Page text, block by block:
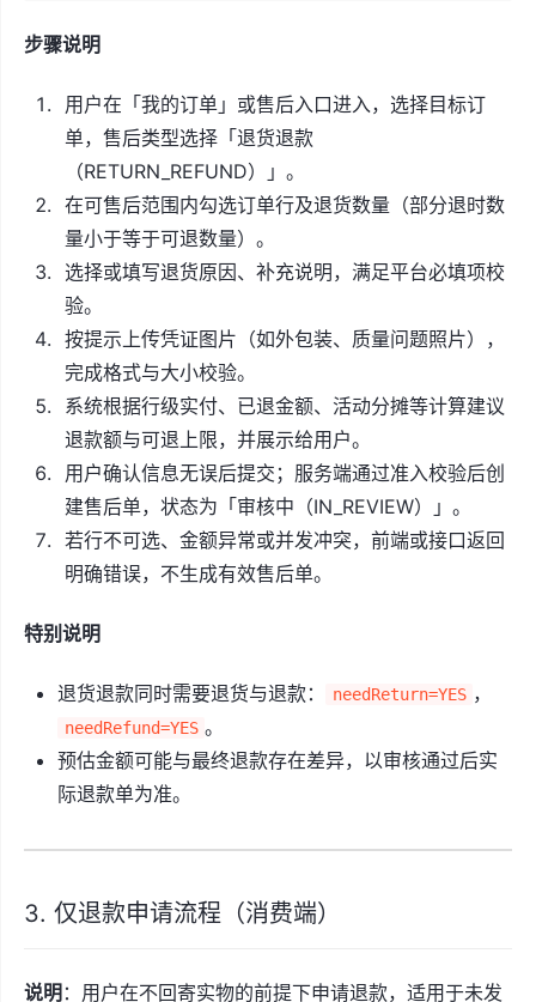
步骤说明
用户在「我的订单」或售后入口进入，选择目标订
单，售后类型选择「退货退款
（RETURN_REFUND）」。
在可售后范围内勾选订单行及退货数量（部分退时数
量小于等于可退数量）。
选择或填写退货原因、补充说明，满足平台必填项校
验。
按提示上传凭证图片（如外包装、质量问题照片），
完成格式与大小校验。
系统根据行级实付、已退金额、活动分摊等计算建议
退款额与可退上限，并展示给用户。
用户确认信息无误后提交；服务端通过准入校验后创
建售后单，状态为「审核中（IN_REVIEW）」。
若行不可选、金额异常或并发冲突，前端或接口返回
明确错误，不生成有效售后单。
特别说明
退货退款同时需要退货与退款： needReturn=YES ，
needRefund=YES 。
预估金额可能与最终退款存在差异，以审核通过后实
际退款单为准。
3. 仅退款申请流程（消费端）
说明 ：用户在不回寄实物的前提下申请退款，适用于未发